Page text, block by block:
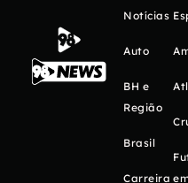
Notícias
Auto
BH e
Região
Brasil
Carreira